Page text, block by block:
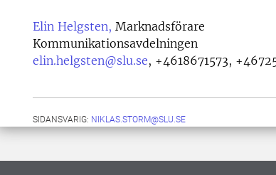
Elin Helgsten, Marknadsförare
Kommunikationsavdelningen
elin.helgsten@slu.se, +4618671573,
SIDANSVARIG: NIKLAS.STORM@SLU.SE